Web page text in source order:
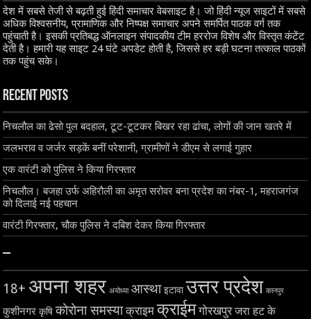
देश में सबसे तेजी से बढ़ती हुई हिंदी समाचार वेबसाइट है। जो हिंदी न्यूज साइटों में सबसे
अधिक विश्वसनीय, प्रामाणिक और निष्पक्ष समाचार अपने समर्पित पाठक वर्ग तक
पहुंचाती है। इसकी प्रतिबद्ध ऑनलाइन संपादकीय टीम हररोज विशेष और विस्तृत कंटेंट
देती है। हमारी यह साइट 24 घंटे अपडेट होती है, जिससे हर बड़ी घटना तत्काल पाठकों
तक पहुंच सके।
Recent Posts
निचलौल का ढेसो पुल बदहाल, टूट-टूटकर बिखर रहा ढांचा, लोगों की जान खतरे में
जलभराव व जर्जर सड़कें बनीं परेशानी, ग्रामीणों ने डीएम से लगाई गुहार
एक वारंटी को पुलिस ने किया गिरफ्तार
निचलौल। बजहा उर्फ अहिरौली का अमृत सरोवर बना प्रदेश का नंबर-1, महराजगंज
को दिलाई नई पहचान
वारंटी गिरफ्तार, चौक पुलिस ने दबिश देकर किया गिरफ्तार
–
18+ अपना शहर अयोध्या आस्था इटावा उत्तर प्रदेश कानपुर
कुशीनगर कृषि कोरोना समस्या क्राइम क्राईम गोरखपुर जरा हट के